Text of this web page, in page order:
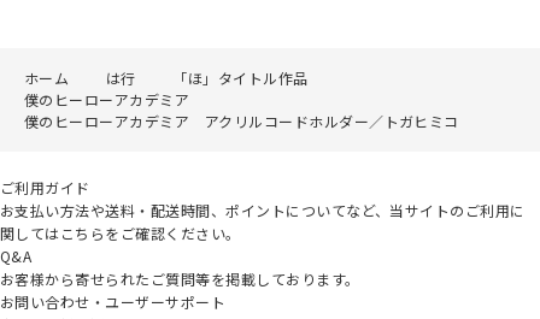
ホーム は行
「ほ」タイトル作品
僕のヒーローアカデミア
僕のヒーローアカデミア アクリルコードホルダー／トガヒミコ
ご利用ガイド
お支払い方法や送料・配送時間、ポイントについてなど、当サイトのご利用に
関してはこちらをご確認ください。
Q&A
お客様から寄せられたご質問等を掲載しております。
お問い合わせ・ユーザーサポート